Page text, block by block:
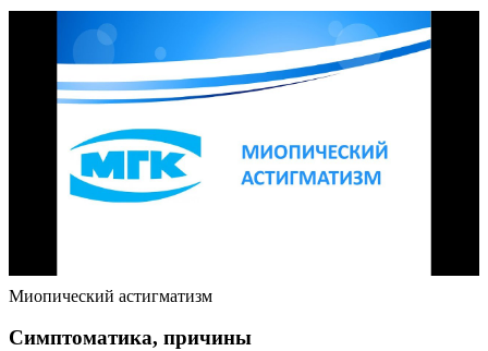
Миопический астигматизм
Симптоматика, причины